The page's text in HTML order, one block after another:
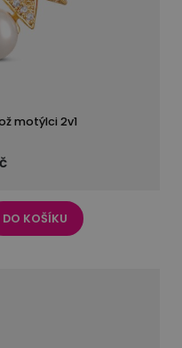
motýlci 2v1
DO KOŠÍKU